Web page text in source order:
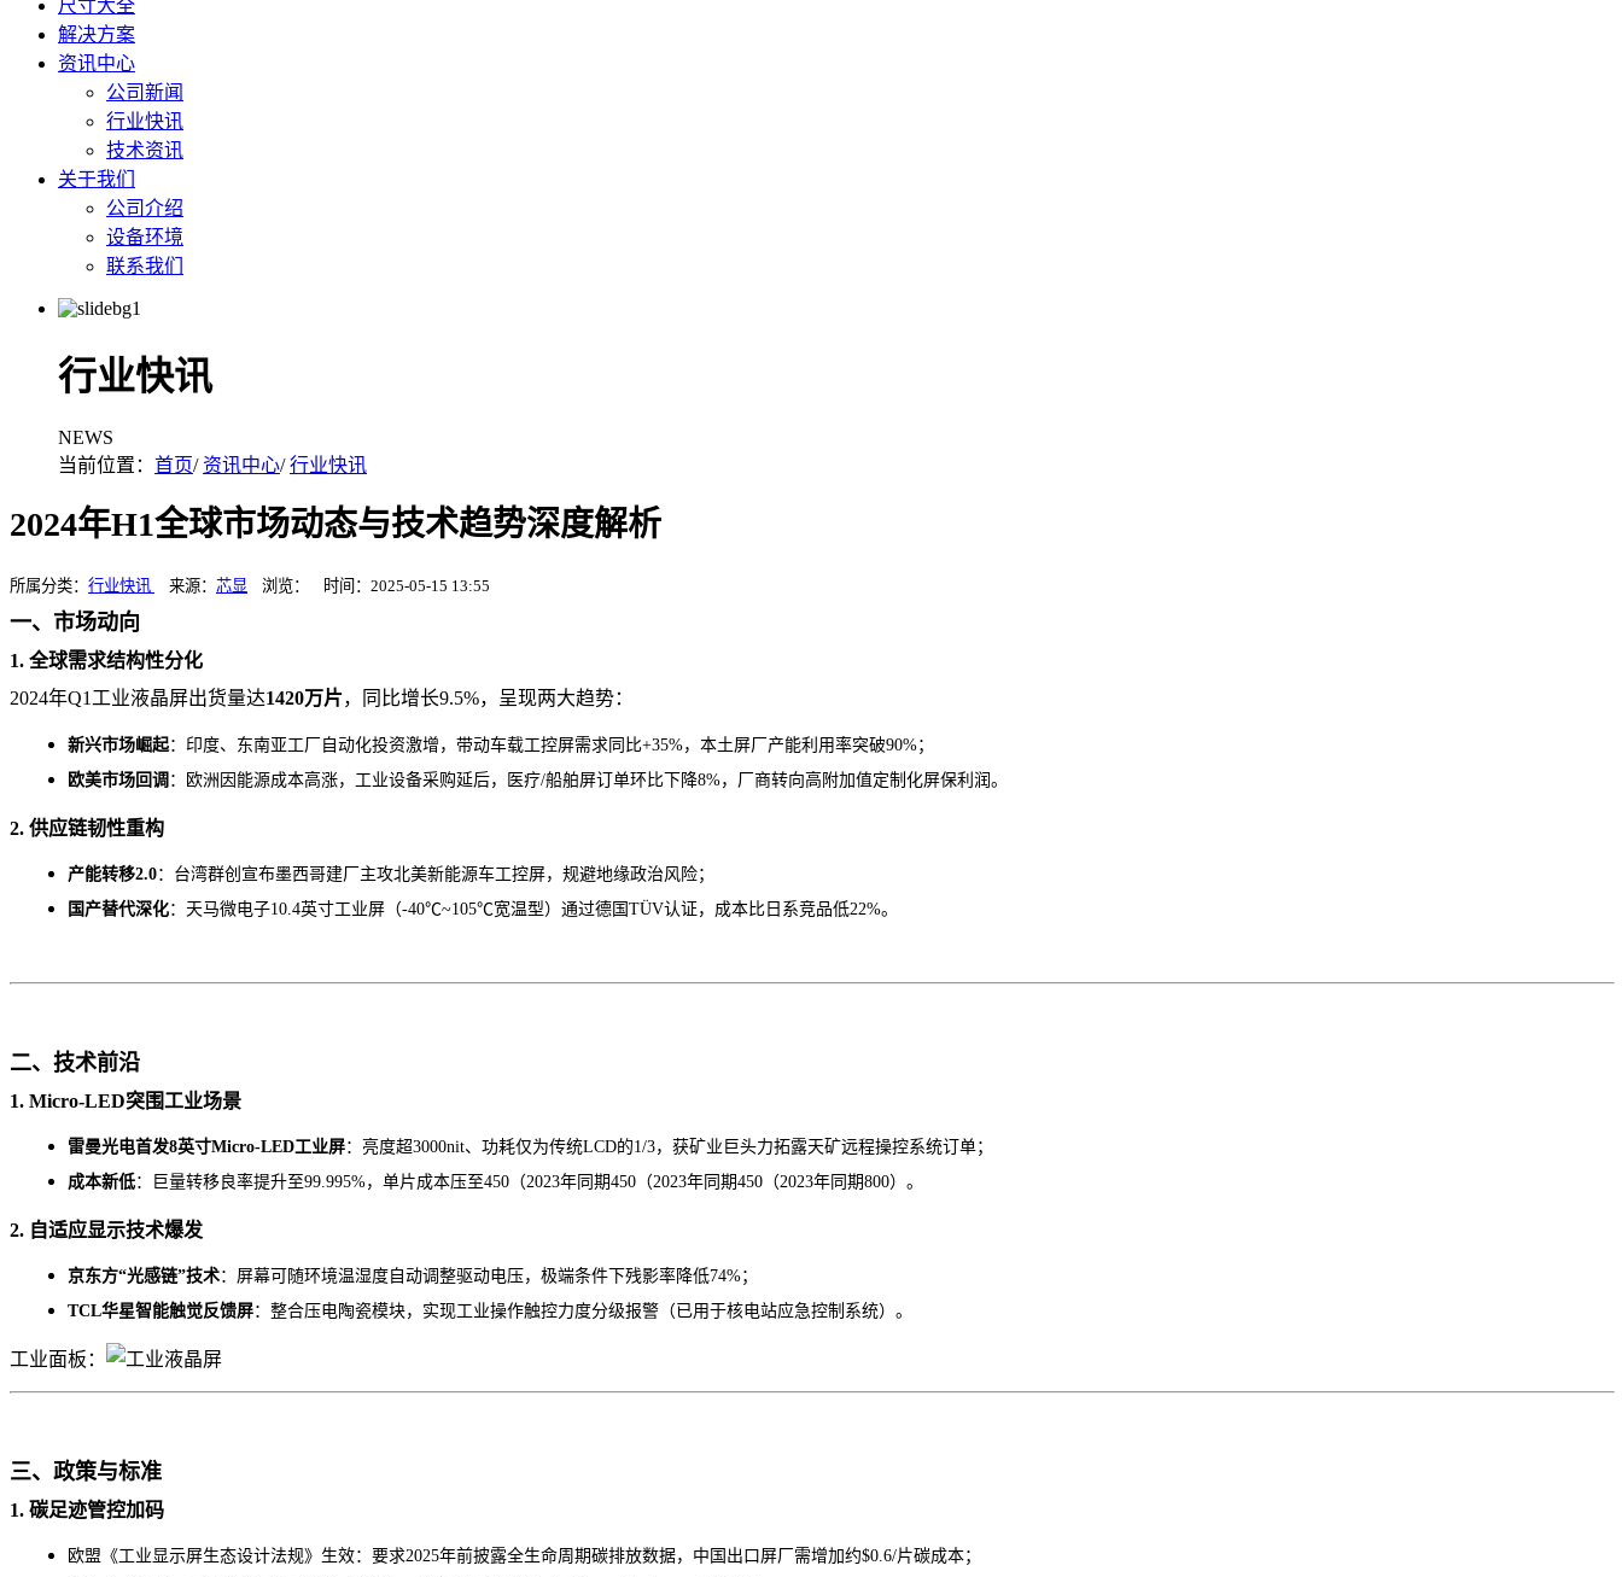
尺寸大全
解决方案
资讯中心
公司新闻
行业快讯
技术资讯
关于我们
公司介绍
设备环境
联系我们
行业快讯
NEWS
当前位置： 首页/ 资讯中心/行业快讯
2024年H1全球市场动态与技术趋势深度解析
所属分类： 行业快讯 来源： 芯显 浏览： 时间：2025-05-15 13:55
一、市场动向
1. 全球需求结构性分化
2024年Q1工业液晶屏出货量达1420万片，同比增长9.5%，呈现两大趋势：
新兴市场崛起：印度、东南亚工厂自动化投资激增，带动车载工控屏需求同比+35%，本土屏厂产能利用率突破90%；
欧美市场回调 ：欧洲因能源成本高涨，工业设备采购延后，医疗/船舶屏订单环比下降8%，厂商转向高附加值定制化屏保利润。
2. 供应链韧性重构
产能转移2.0：台湾群创宣布墨西哥建厂主攻北美新能源车工控屏，规避地缘政治风险；
国产替代深化：天马微电子10.4英寸工业屏（-40℃~105℃宽温型）通过德国TÜV认证，成本比日系竞品低22%。
二、技术前沿
1. Micro-LED突围工业场景
雷曼光电首发8英寸Micro-LED工业屏：亮度超3000nit、功耗仅为传统LCD的1/3，获矿业巨头力拓露天矿远程操控系统订单；
成本新低：巨量转移良率提升至99.995%，单片成本压至450（2023年同期450（2023年同期450（2023年同期800）。
2. 自适应显示技术爆发
京东方“光感链”技术：屏幕可随环境温湿度自动调整驱动电压，极端条件下残影率降低74%；
TCL华星智能触觉反馈屏：整合压电陶瓷模块，实现工业操作触控力度分级报警（已用于核电站应急控制系统）。
工业面板：
三、政策与标准
1. 碳足迹管控加码
欧盟《工业显示屏生态设计法规》生效：要求2025年前披露全生命周期碳排放数据，中国出口屏厂需增加约$0.6/片碳成本；